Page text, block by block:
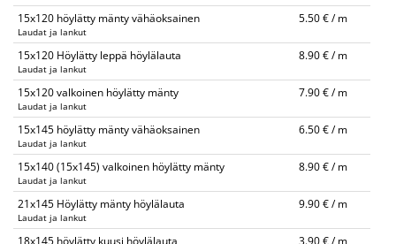
15x120 höylätty mänty vähäoksainen
Laudat ja lankut
5.50 € / m
15x120 Höylätty leppä höylälauta
Laudat ja lankut
8.90 € / m
15x120 valkoinen höylätty mänty
Laudat ja lankut
7.90 € / m
15x145 höylätty mänty vähäoksainen
Laudat ja lankut
6.50 € / m
15x140 (15x145) valkoinen höylätty mänty
Laudat ja lankut
8.90 € / m
21x145 Höylätty mänty höylälauta
Laudat ja lankut
9.90 € / m
18x145 höylätty kuusi höylälauta 3.90 € / m